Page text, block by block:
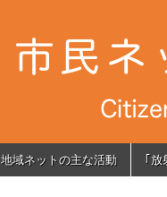
地域ネットの主な活動 ｢放